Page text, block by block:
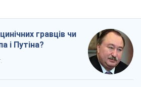
гравців чи
і Путіна?